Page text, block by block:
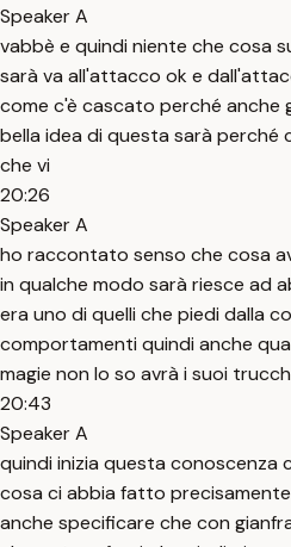
Speaker A
vabbè e quindi niente che cosa
sarà va all'attacco ok e
come c'è cascato perché anche
bella idea di questa sarà perché
che vi
20:26
Speaker A
ho raccontato senso che cosa
in qualche modo sarà riesce ad
era uno di quelli che piedi dalla
comportamenti quindi anche
magie non lo so avrà i suoi
20:43
Speaker A
quindi inizia questa conoscenza
cosa ci abbia fatto
anche specificare che con